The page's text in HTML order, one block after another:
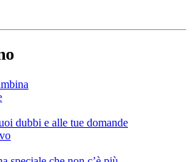
dubbi e alle tue domande